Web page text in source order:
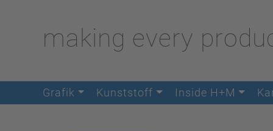
making every
Grafik Kunststoff Inside H+M